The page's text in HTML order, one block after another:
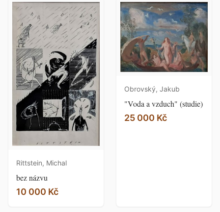
Rittstein, Michal
bez názvu
10 000 Kč
Obrovský, Jakub
"Voda a vzduch" (studie)
25 000 Kč